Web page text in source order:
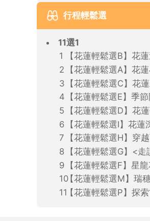
行程輕鬆選
11選1
【花蓮輕鬆選B】花蓮遠雄海洋公園之旅(飯店/
【花蓮輕鬆選A】花蓮小九份林田山散策+湖光山色鯉魚潭之
【花蓮輕鬆選C】花蓮新光兆豐休閒農場之旅(飯店/花蓮
【花蓮輕鬆選E】季節限定(4/1~10/31)-花蓮賞鯨豚之旅(
【花蓮輕鬆選D】花蓮張家樹園+星巴克+兆豐農場之旅(飯店出發
【花蓮輕鬆選I】花蓮深入林場+湖光山色鯉魚潭+探溼地之旅(飯店出發
【花蓮輕鬆選H】穿越百年菸樓+古早味DIY+雲山水夢幻湖(
【花蓮輕鬆選G】<走讀洄瀾散策>將軍府1936+花蓮港放送局1944(飯店出
【花蓮輕鬆選F】星龍花園+景觀玻璃屋眺望無垠海景之旅(飯店出
【花蓮輕鬆選M】瑞穗溫泉感受黃金湯魅力+大農大富鐵馬遊(飯店
【花蓮輕鬆選P】探索古道~瓦拉米步道+南安瀑布(飯店/車站出